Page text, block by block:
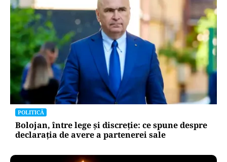
POLITICĂ
Bolojan, între lege și discreție: ce spune despre
declarația de avere a partenerei sale